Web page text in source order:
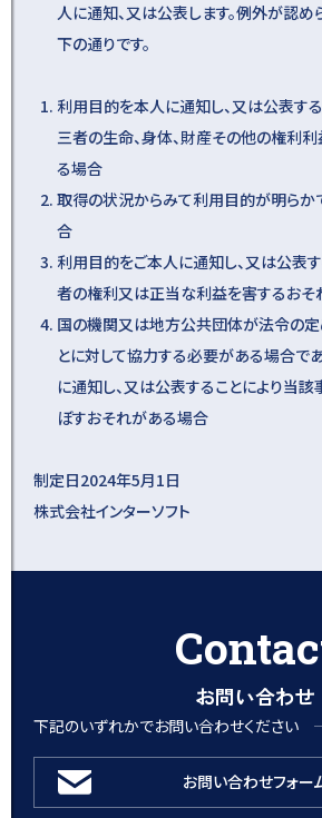
人に通知、又は公表します。例外が認
下の通りです。
利用目的を本人に通知し、又は公表す
三者の生命、身体、財産その他の権利
る場合
取得の状況からみて利用目的が明らか
合
利用目的をご本人に通知し、又は公表
者の権利又は正当な利益を害するおそ
国の機関又は地方公共団体が法令の
とに対して協力する必要がある場合で
に通知し、又は公表することにより当
ぼすおそれがある場合
制定日2024年5月1日
株式会社インターソフト
お問い合わせ
下記のいずれかでお問い合わせください
お問い合わせフォー